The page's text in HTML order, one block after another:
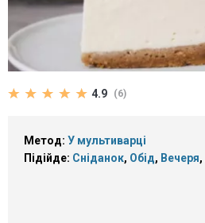
4.9 (6)
Метод: У мультиварці
Підійде: Сніданок, Обід, Вечеря,